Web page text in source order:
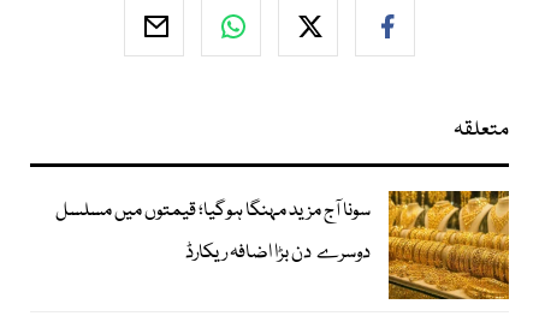
متعلقہ
سونا آج مزید مہنگا ہوگیا؛ قیمتوں میں مسلسل
دوسرے دن بڑا اضافہ ریکارڈ